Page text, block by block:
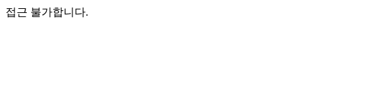
접근 불가합니다.